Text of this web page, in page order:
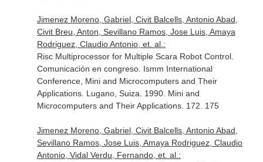
Jimenez Moreno, Gabriel, Civit Balcells, Antonio Abad,
Civit Breu, Anton, Sevillano Ramos, Jose Luis, Amaya
Rodriguez, Claudio Antonio, et. al.:
Risc Multiprocessor for Multiple Scara Robot Control.
Comunicación en congreso. Ismm International
Conference, Mini and Microcomputers and Their
Applications. Lugano, Suiza. 1990. Mini and
Microcomputers and Their Applications. 172. 175
Jimenez Moreno, Gabriel, Civit Balcells, Antonio Abad,
Sevillano Ramos, Jose Luis, Amaya Rodriguez, Claudio
Antonio, Vidal Verdu, Fernando, et. al.: